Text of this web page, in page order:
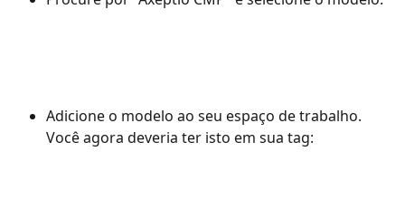
Adicione o modelo ao seu espaço de trabalho.
Você agora deveria ter isto em sua tag: